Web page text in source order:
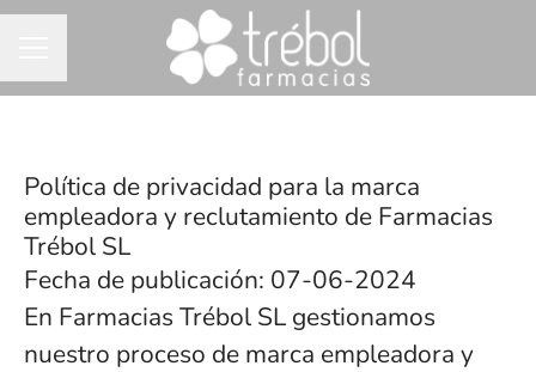
MENÚ DE EMPLEO
Política de privacidad para la marca
empleadora y reclutamiento de Farmacias
Trébol SL
Fecha de publicación: 07-06-2024
En Farmacias Trébol SL gestionamos
nuestro proceso de marca empleadora y